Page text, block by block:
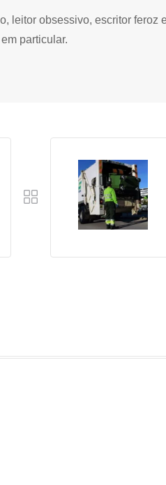
leitor obsessivo, escritor feroz
particular.